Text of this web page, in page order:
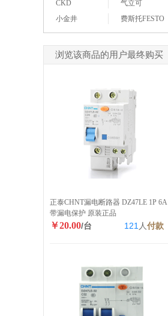
CKD
气立可
小金井
费斯托FESTO
浏览该商品的用户最终购买
正泰CHNT漏电断路器 DZ47LE 1P 6A
带漏电保护 原装正品
￥20.00/台 121 人付款